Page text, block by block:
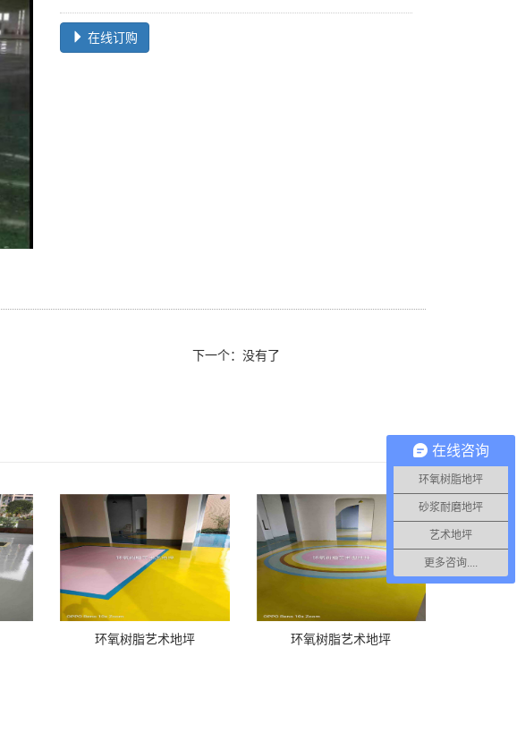
在线订购
下一个：没有了
环氧树脂艺术地坪 环氧树脂艺术地坪
在线咨询
环氧树脂地坪
砂浆耐磨地坪
艺术地坪
更多咨询....